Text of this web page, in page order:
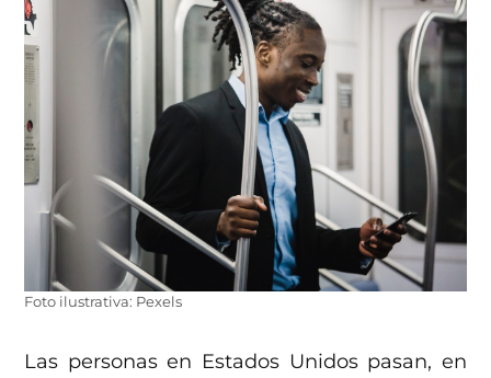
Foto ilustrativa: Pexels
Las personas en Estados Unidos pasan, en